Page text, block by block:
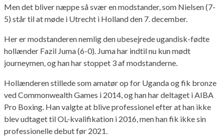
Men det bliver næppe så svær en modstander, som Nielsen (7-
5) står til at møde i Utrecht i Holland den 7. december.
Her er modstanderen nemlig den ubesejrede ugandisk-fødte
hollænder Fazil Juma (6-0). Juma har indtil nu kun mødt
journeymen, og han har stoppet 3 af modstanderne.
Hollænderen stillede som amatør op for Uganda og fik bronze
ved Commonwealth Games i 2014, og han har deltaget i AIBA
Pro Boxing. Han valgte at blive professionel efter at han ikke
blev udtaget til OL-kvalifikation i 2016, men han fik ikke sin
professionelle debut før 2021.